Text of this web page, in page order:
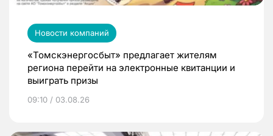
Новости компаний
«Томскэнергосбыт» предлагает жителям
региона перейти на электронные квитанции и
выиграть призы
09:10 / 03.08.26